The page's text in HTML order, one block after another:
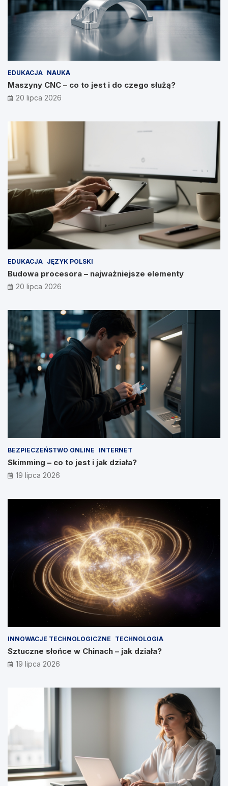
EDUKACJA NAUKA
Maszyny CNC – co to jest i do czego służą?
20 lipca 2026
EDUKACJA JĘZYK POLSKI
Budowa procesora – najważniejsze elementy
20 lipca 2026
BEZPIECZEŃSTWO ONLINE INTERNET
Skimming – co to jest i jak działa?
19 lipca 2026
INNOWACJE TECHNOLOGICZNE TECHNOLOGIA
Sztuczne słońce w Chinach – jak działa?
19 lipca 2026